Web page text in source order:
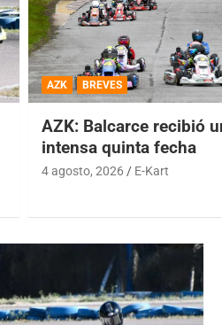
AZK BREVES
AZK: Balcarce recibió
intensa quinta fecha
4 agosto, 2026 E-Kart